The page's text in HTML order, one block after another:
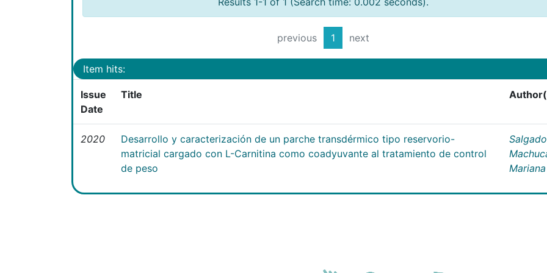
previous 1 next
Item hits:
Issue
Date
Title
2020
Desarrollo y caracterización de un parche transdérmico tipo reservorio-
matricial cargado con L-Carnitina como coadyuvante al tratamiento de control
de peso
Salgado
Mariana